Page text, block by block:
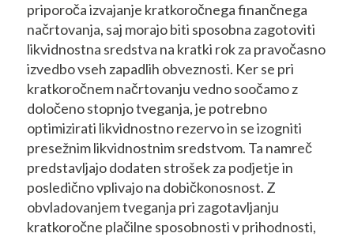
priporoča izvajanje kratkoročnega finančnega
načrtovanja, saj morajo biti sposobna zagotoviti
likvidnostna sredstva na kratki rok za pravočasno
izvedbo vseh zapadlih obveznosti. Ker se pri
kratkoročnem načrtovanju vedno soočamo z
določeno stopnjo tveganja, je potrebno
optimizirati likvidnostno rezervo in se izogniti
presežnim likvidnostnim sredstvom. Ta namreč
predstavljajo dodaten strošek za podjetje in
posledično vplivajo na dobičkonosnost. Z
obvladovanjem tveganja pri zagotavljanju
kratkoročne plačilne sposobnosti v prihodnosti,